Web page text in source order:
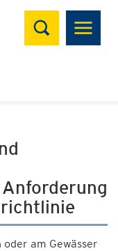
Suchen
am Gewässer